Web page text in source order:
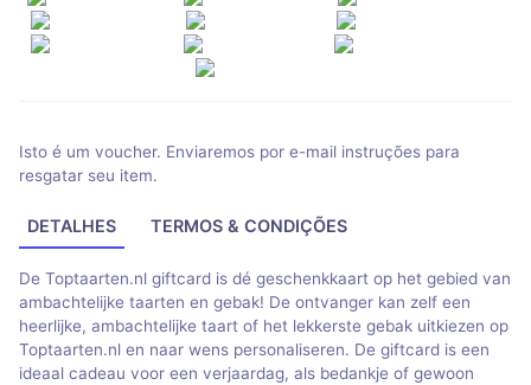
Isto é um voucher. Enviaremos por e-mail instruções para
resgatar seu item.
DETALHES TERMOS & CONDIÇÕES
De Toptaarten.nl giftcard is dé geschenkkaart op het gebied van
ambachtelijke taarten en gebak! De ontvanger kan zelf een
heerlijke, ambachtelijke taart of het lekkerste gebak uitkiezen op
Toptaarten.nl en naar wens personaliseren. De giftcard is een
ideaal cadeau voor een verjaardag, als bedankje of gewoon